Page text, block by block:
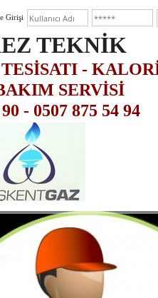
Girişi
TEKNİK
-
SERVİSİ
- 0507 875 54 94